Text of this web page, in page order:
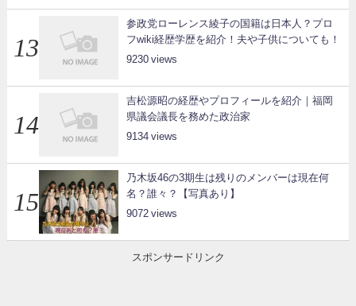
参政党ローレンス綾子の国籍は日本人？プロ
フwiki経歴学歴を紹介！夫や子供についても！
9230
吉松源昭の経歴やプロフィールを紹介｜福岡
県議会議長を務めた政治家
9134
乃木坂46の3期生は残りのメンバーは現在何
名？誰々？【写真あり】
9072
スポンサードリンク